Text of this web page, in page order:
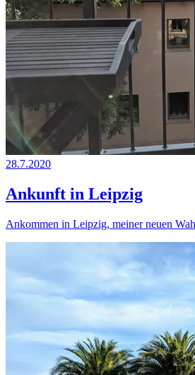
28.7.2020
Ankunft in Leipzig
Ankommen in Leipzig, meiner neuen